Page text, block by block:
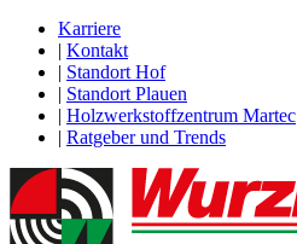
Karriere
| Kontakt
| Standort Hof
| Standort Plauen
| Holzwerkstoffzentrum Martec
| Ratgeber und Trends